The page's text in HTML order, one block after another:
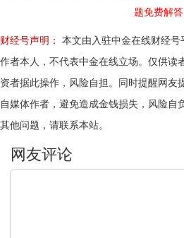
题免费解答
财经号声明：
本文由入驻中金在线财经
作者本人，不代表中金在线立场。仅供读
资者据此操作，风险自担。同时提醒网友
自媒体作者，避免造成金钱损失，风险自
其他问题，请联系本站。